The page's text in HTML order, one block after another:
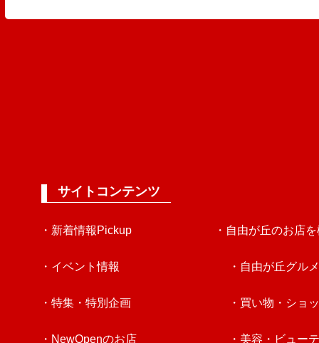
サイトコンテンツ
・新着情報Pickup
・イベント情報
・特集・特別企画
・NewOpenのお店
・自由が丘のお店
・自由が丘グルメ
・買い物・ショ
・美容・ビュー